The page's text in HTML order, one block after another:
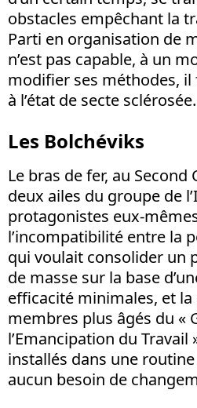
obstacles empêchant la
Parti en organisation de
n’est pas capable, à un
modifier ses méthodes,
à l’état de secte sclérosée.
Les Bolchéviks
Le bras de fer, au Second
deux ailes du groupe de
protagonistes eux-
l’incompatibilité entre la
qui voulait consolider un
de masse sur la base
efficacité minimales, et
membres plus âgés du «
l’Emancipation du Travail
installés dans une
aucun besoin de